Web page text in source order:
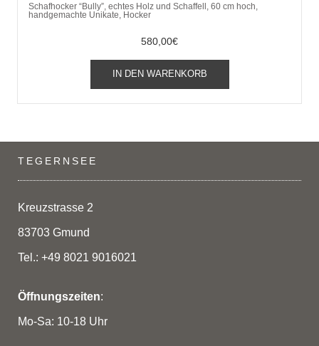
Schafhocker “Bully”, echtes Holz und Schaffell, 60 cm hoch,
handgemachte Unikate, Hocker
580,00€
IN DEN WARENKORB
TEGERNSEE
Kreuzstrasse 2
83703 Gmund
Tel.: +49 8021 9016021
Öffnungszeiten:
Mo-Sa: 10-18 Uhr